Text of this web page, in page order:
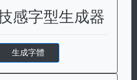
感字型生成器
生成字體